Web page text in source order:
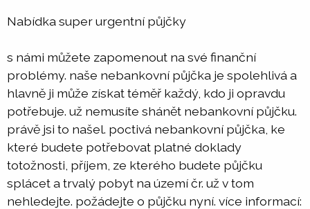
Nabídka super urgentní půjčky
s námi můžete zapomenout na své finanční
problémy. naše nebankovní půjčka je spolehlivá a
hlavně ji může získat téměř každý, kdo ji opravdu
potřebuje. už nemusíte shánět nebankovní půjčku.
právě jsi to našel. poctivá nebankovní půjčka, ke
které budete potřebovat platné doklady
totožnosti, příjem, ze kterého budete půjčku
splácet a trvalý pobyt na území čr. už v tom
nehledejte. požádejte o půjčku nyní. více informací: